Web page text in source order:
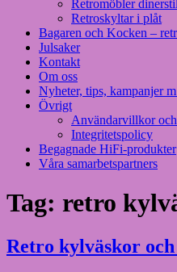
Retromöbler dinerstil
Retroskyltar i plåt
Bagaren och Kocken –
Julsaker
Kontakt
Om oss
Nyheter, tips, kampanjer
Övrigt
Användarvillkor
Integritetspolicy
Begagnade HiFi-produkter
Våra samarbetspartners
Tag: retro
Retro kylväskor